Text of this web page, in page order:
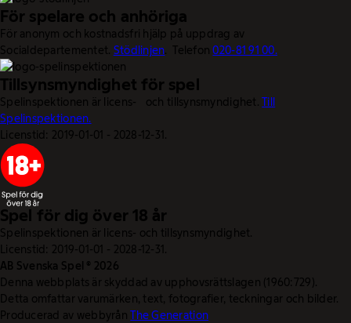
För spelare och anhöriga
För anonym och kostnadsfri hjälp på uppdrag av
Socialdepartementet. Stödlinjen. Telefon020-81 91 00.
Tillsynsmyndighet för spel
Spelinspektionen är licens- och tillsynsmyndighet.Till
Spelinspektionen.
Licenstid: 2019-01-01 - 2028-12-31.
Spel för dig över 18 år
Spelinspektionen är licens- och tillsynsmyndighet.
Licenstid: 2019-01-01 - 2028-12-31.
AB Svenska Spel © 2026
Denna webbplats är skyddad av upphovsrättslagen (1960:729).
Detta omfattar varumärken, text, fotografier, teckningar och bilder.
Producerad av webbyrånThe Generation